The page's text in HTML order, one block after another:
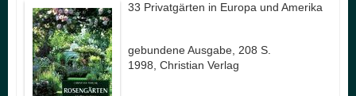
33 Privatgärten in Europa und Amerika
gebundene Ausgabe, 208 S.
1998, Christian Verlag